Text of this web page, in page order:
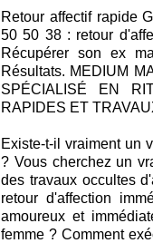
Retour affectif rapide
50 50 38 : retour
Récupérer son ex
Résultats. MEDIUM
SPÉCIALISÉ EN
RAPIDES ET
Existe-t-il vraiment un
? Vous cherchez un
des travaux occultes
retour d'affection
amoureux et
femme ? Comment